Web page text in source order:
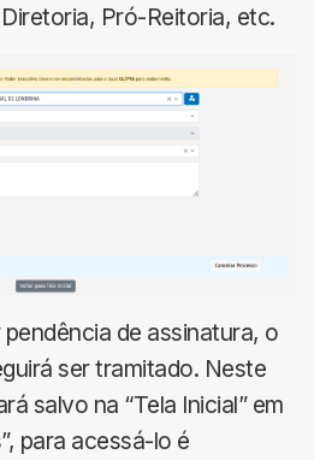
Pró-Reitoria, etc.
de assinatura, o
ser tramitado. Neste
salvo na “Tela Inicial” em
para acessá-lo é